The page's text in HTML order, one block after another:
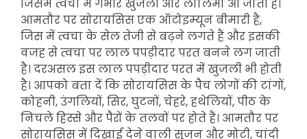
जिसमें त्वचा में गंभीर खुजली और लालिमा आ जाती है।
आमतौर पर सोरायसिस एक ऑटोइम्यून बीमारी है,
जिस में त्वचा के सेल तेजी से बढ़ने लगते हैं और इसकी
वजह से त्वचा पर लाल पपड़ीदार परत बनने लग जाती
है। दरअसल इस लाल पपड़ीदार परत में खुजली भी होती
है। आपको बता दें कि सोरायसिस के पैच लोगों की टांगों,
कोहनी, उंगलियों, सिर, घुटनों, चेहरे, हथेलियों, पीठ के
निचले हिस्से और पैरों के तलवों पर होते हैं। आमतौर पर
सोरायसिस में दिखाई देने वाली सूजन और मोटी, चांदी